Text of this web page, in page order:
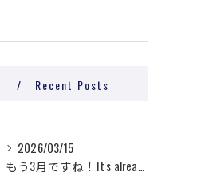
Recent Posts
2026/03/15
もう3月ですね！It's already March!